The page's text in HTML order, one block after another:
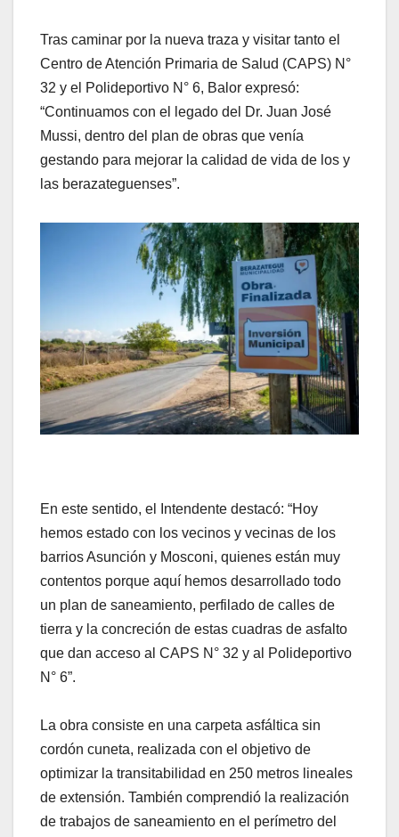
Tras caminar por la nueva traza y visitar tanto el
Centro de Atención Primaria de Salud (CAPS) N°
32 y el Polideportivo N° 6, Balor expresó:
“Continuamos con el legado del Dr. Juan José
Mussi, dentro del plan de obras que venía
gestando para mejorar la calidad de vida de los y
las berazateguenses”.
En este sentido, el Intendente destacó: “Hoy
hemos estado con los vecinos y vecinas de los
barrios Asunción y Mosconi, quienes están muy
contentos porque aquí hemos desarrollado todo
un plan de saneamiento, perfilado de calles de
tierra y la concreción de estas cuadras de asfalto
que dan acceso al CAPS N° 32 y al Polideportivo
N° 6”.
La obra consiste en una carpeta asfáltica sin
cordón cuneta, realizada con el objetivo de
optimizar la transitabilidad en 250 metros lineales
de extensión. También comprendió la realización
de trabajos de saneamiento en el perímetro del